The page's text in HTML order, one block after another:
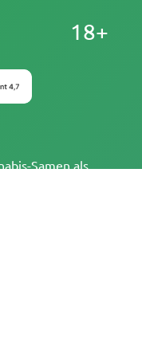
Samen als
18+